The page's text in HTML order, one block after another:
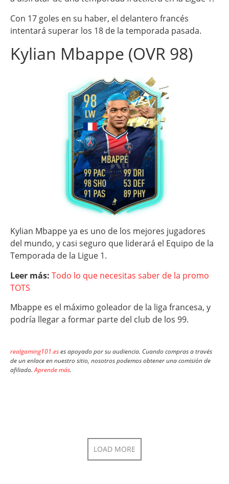
Con 17 goles en su haber, el delantero francés
intentará superar los 18 de la temporada pasada.
Kylian Mbappe (OVR 98)
Kylian Mbappe ya es uno de los mejores jugadores
del mundo, y casi seguro que liderará el Equipo de la
Temporada de la Ligue 1.
Leer más: Todo lo que necesitas saber de la promo
TOTS
Mbappe es el máximo goleador de la liga francesa, y
podría llegar a formar parte del club de los 99.
realgaming101.eses apoyado por su audiencia. Cuando compras a través
de un enlace en nuestro sitio, nosotros podemos obtener una comisión de
afiliado.Aprende más.
LOAD MORE